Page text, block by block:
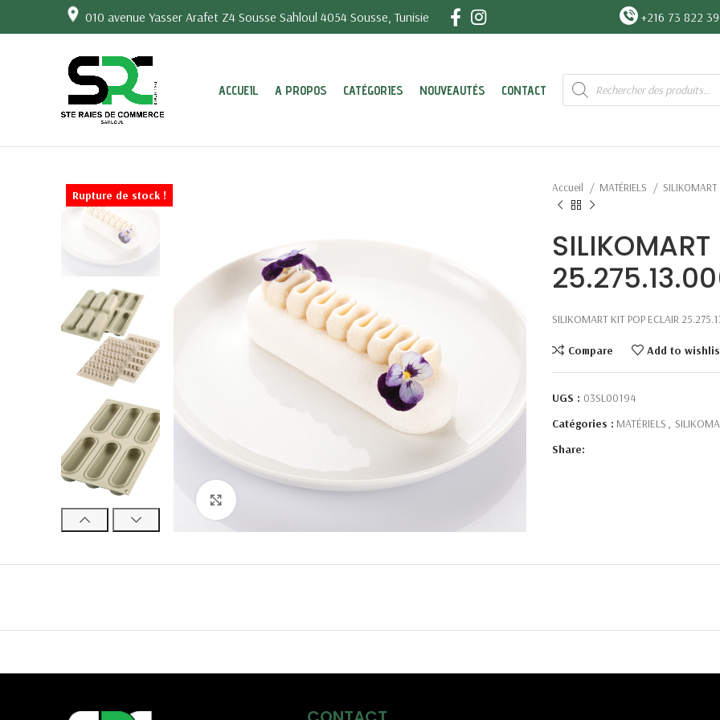
010 avenue Yasser Arafet Z4 Sousse Sahloul 4054 Sousse, Tunisie +216 73 822
ACCUEIL A PROPOS CATÉGORIES NOUVEAUTÉS CONTACT
Recherche
de
produits
Click to enlarge
Rupture de stock !
Accueil MATÉRIELS SILIKOMART
SILIKOMART
SILIKOMART KIT POP ECLAIR
Compare Add to
UGS : 03SL00194
Catégories : MATÉRIELS ,
Share: